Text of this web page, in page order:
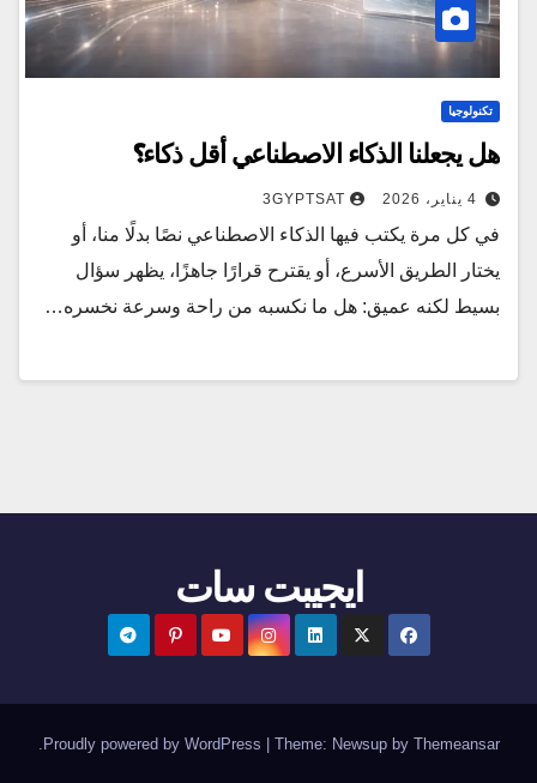
تكنولوجيا
هل يجعلنا الذكاء الاصطناعي أقل ذكاء؟
4 يناير، 2026 3GYPTSAT
في كل مرة يكتب فيها الذكاء الاصطناعي نصًا بدلًا منا، أو
يختار الطريق الأسرع، أو يقترح قرارًا جاهزًا، يظهر سؤال
بسيط لكنه عميق: هل ما نكسبه من راحة وسرعة نخسره…
ايجيبت سات
Proudly powered by WordPress Theme: Newsupby Themeansar